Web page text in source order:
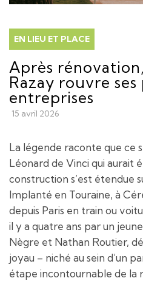
EN LIEU ET PLACE
Après
Razay rouvre
entreprises
15 avril 2026
La légende raconte que ce
Léonard de Vinci qui aurait
construction s’est étendue
Implanté en Touraine, à
depuis Paris en train ou
il y a quatre ans par un
Nègre et Nathan Routier,
joyau – niché au sein d’un
étape incontournable de la